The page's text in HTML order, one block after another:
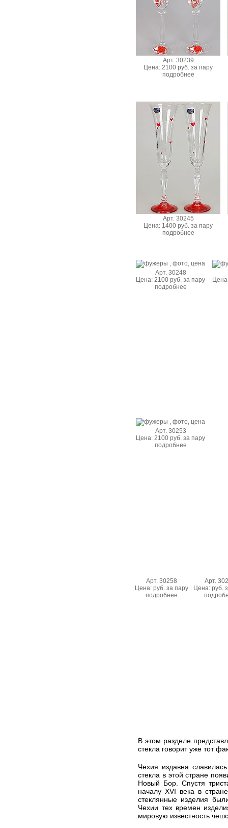
Арт. 30239
Цена: 2100 руб. за пару
подробнее
Арт. 30245
Цена: 1400 руб. за пару
подробнее
Арт. 30248
Цена: 2100 руб. за пару
подробнее
Арт. 30253
Цена: 2100 руб. за пару
подробнее
Арт. 30258
Цена: руб. за пару
подробнее
Арт.
Цена: руб.
В этом разделе
стекла говорит уже тот
Чехия издавна
стекла в этой стране
Новый Бор. Спустя
началу XVI века в
стеклянные изделия
Чехии тех времен
мировую известность